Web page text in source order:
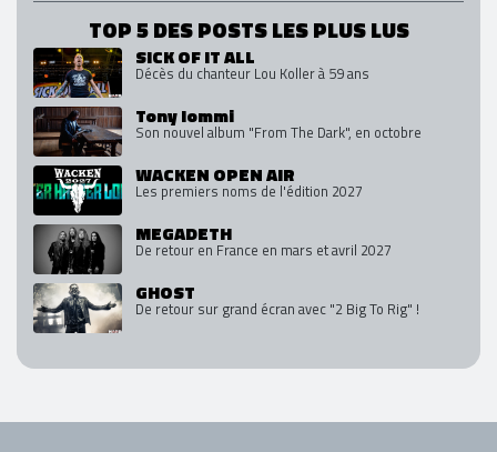
TOP 5 DES POSTS LES PLUS LUS
SICK OF IT ALL
Décès du chanteur Lou Koller à 59 ans
Tony Iommi
Son nouvel album "From The Dark", en octobre
WACKEN OPEN AIR
Les premiers noms de l'édition 2027
MEGADETH
De retour en France en mars et avril 2027
GHOST
De retour sur grand écran avec "2 Big To Rig" !